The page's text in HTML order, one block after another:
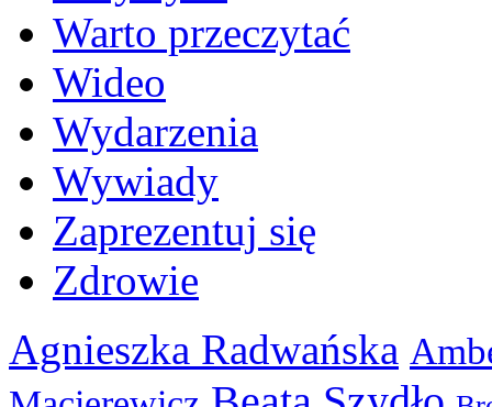
Warto przeczytać
Wideo
Wydarzenia
Wywiady
Zaprezentuj się
Zdrowie
Agnieszka Radwańska